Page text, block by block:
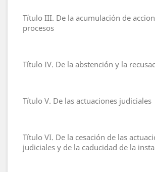
Título III. De la acumulación de
procesos
Título IV. De la abstención y la
Título V. De las actuaciones judiciales
Título VI. De la cesación de las
judiciales y de la caducidad de la